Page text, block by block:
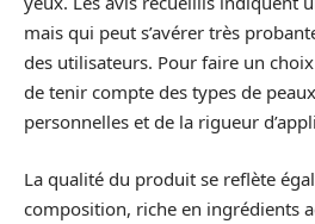
mais qui peut s’avérer très
des utilisateurs. Pour faire un
de tenir compte des types de
personnelles et de la rigueur
La qualité du produit se reflète
composition, riche en ingrédients